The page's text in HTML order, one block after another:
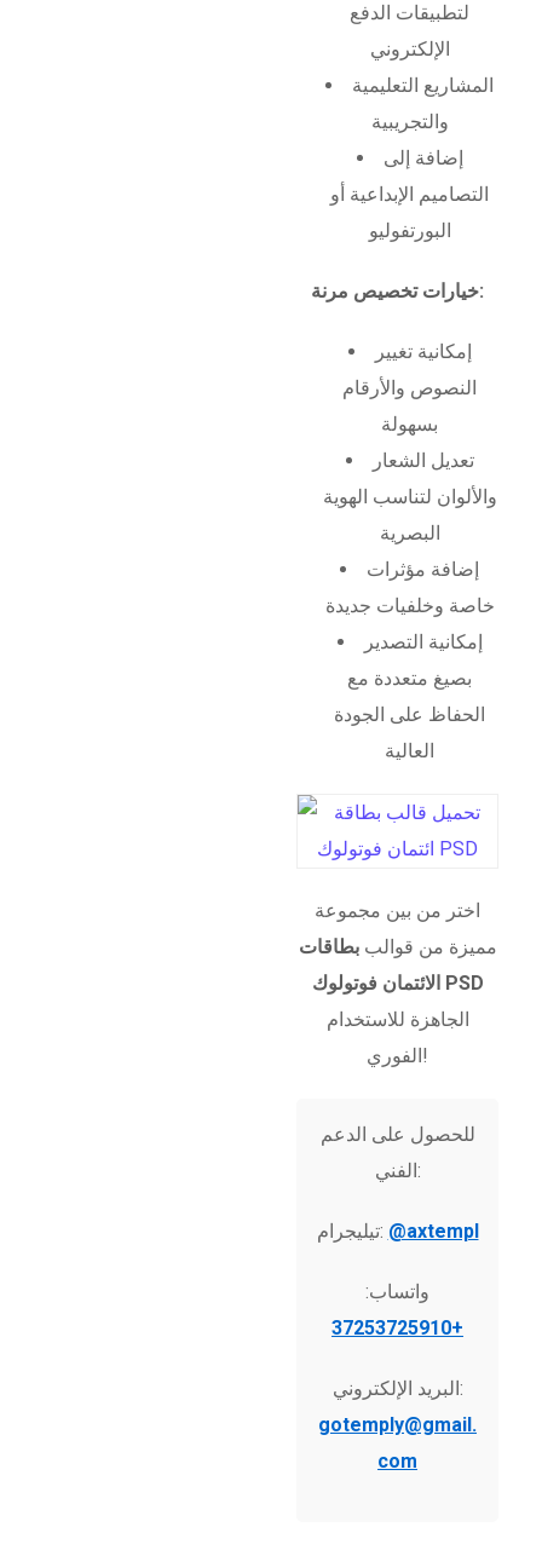
لتطبيقات الدفع
الإلكتروني
المشاريع التعليمية
والتجريبية
إضافة إلى
التصاميم الإبداعية أو
البورتفوليو
خيارات تخصيص مرنة:
إمكانية تغيير
النصوص والأرقام
بسهولة
تعديل الشعار
والألوان لتناسب الهوية
البصرية
إضافة مؤثرات
خاصة وخلفيات جديدة
إمكانية التصدير
بصيغ متعددة مع
الحفاظ على الجودة
العالية
اختر من بين مجموعة
مميزة من قوالببطاقات
الائتمان فوتولوك PSD
الجاهزة للاستخدام
الفوري!
للحصول على الدعم
الفني:
تيليجرام: @axtempl
واتساب:
+37253725910
البريد الإلكتروني:
gotemply@gmail.
com